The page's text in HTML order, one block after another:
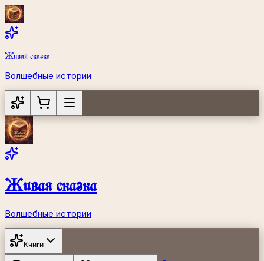
Живая сказка
Волшебные истории
Живая сказка
Волшебные истории
Книги